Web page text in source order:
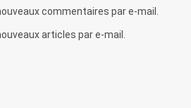
commentaires par e-mail.
articles par e-mail.